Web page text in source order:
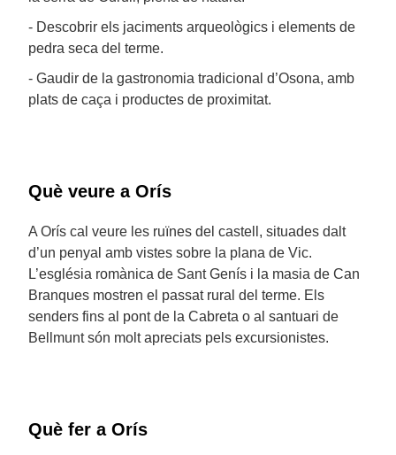
- Descobrir els jaciments arqueològics i elements de
pedra seca del terme.
- Gaudir de la gastronomia tradicional d’Osona, amb
plats de caça i productes de proximitat.
Què veure a Orís
A Orís cal veure les ruïnes del castell, situades dalt
d’un penyal amb vistes sobre la plana de Vic.
L’església romànica de Sant Genís i la masia de Can
Branques mostren el passat rural del terme. Els
senders fins al pont de la Cabreta o al santuari de
Bellmunt són molt apreciats pels excursionistes.
Què fer a Orís